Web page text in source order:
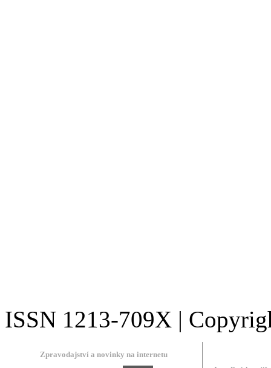
ISSN 1213-709X |
Zpravodajství a novinky na internetu